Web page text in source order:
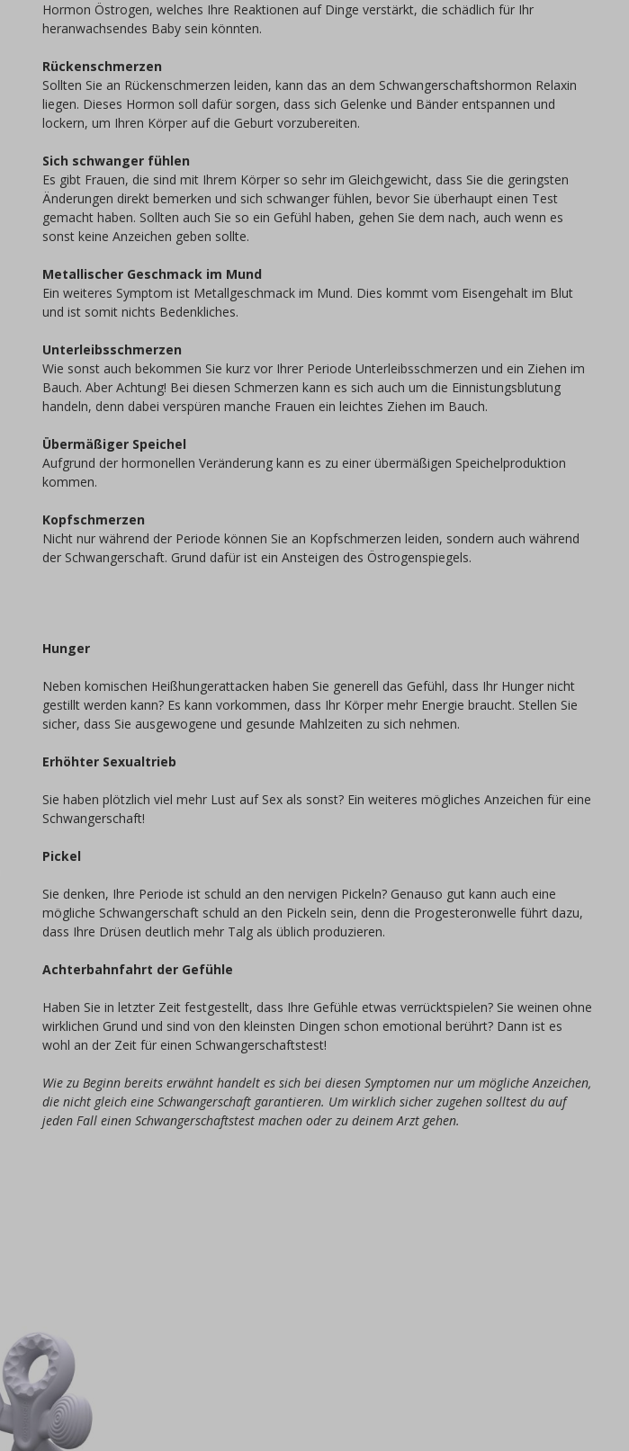
Hormon Östrogen, welches Ihre Reaktionen auf Dinge verstärkt, die schädlich für Ihr
heranwachsendes Baby sein könnten.
Rückenschmerzen
Sollten Sie an Rückenschmerzen leiden, kann das an dem Schwangerschaftshormon Relaxin
liegen. Dieses Hormon soll dafür sorgen, dass sich Gelenke und Bänder entspannen und
lockern, um Ihren Körper auf die Geburt vorzubereiten.
Sich schwanger fühlen
Es gibt Frauen, die sind mit Ihrem Körper so sehr im Gleichgewicht, dass Sie die geringsten
Änderungen direkt bemerken und sich schwanger fühlen, bevor Sie überhaupt einen Test
gemacht haben. Sollten auch Sie so ein Gefühl haben, gehen Sie dem nach, auch wenn es
sonst keine Anzeichen geben sollte.
Metallischer Geschmack im Mund
Ein weiteres Symptom ist Metallgeschmack im Mund. Dies kommt vom Eisengehalt im Blut
und ist somit nichts Bedenkliches.
Unterleibsschmerzen
Wie sonst auch bekommen Sie kurz vor Ihrer Periode Unterleibsschmerzen und ein Ziehen im
Bauch. Aber Achtung! Bei diesen Schmerzen kann es sich auch um die Einnistungsblutung
handeln, denn dabei verspüren manche Frauen ein leichtes Ziehen im Bauch.
Übermäßiger Speichel
Aufgrund der hormonellen Veränderung kann es zu einer übermäßigen Speichelproduktion
kommen.
Kopfschmerzen
Nicht nur während der Periode können Sie an Kopfschmerzen leiden, sondern auch während
der Schwangerschaft. Grund dafür ist ein Ansteigen des Östrogenspiegels.
Hunger
Neben komischen Heißhungerattacken haben Sie generell das Gefühl, dass Ihr Hunger nicht
gestillt werden kann? Es kann vorkommen, dass Ihr Körper mehr Energie braucht. Stellen Sie
sicher, dass Sie ausgewogene und gesunde Mahlzeiten zu sich nehmen.
Erhöhter Sexualtrieb
Sie haben plötzlich viel mehr Lust auf Sex als sonst? Ein weiteres mögliches Anzeichen für eine
Schwangerschaft!
Pickel
Sie denken, Ihre Periode ist schuld an den nervigen Pickeln? Genauso gut kann auch eine
mögliche Schwangerschaft schuld an den Pickeln sein, denn die Progesteronwelle führt dazu,
dass Ihre Drüsen deutlich mehr Talg als üblich produzieren.
Achterbahnfahrt der Gefühle
Haben Sie in letzter Zeit festgestellt, dass Ihre Gefühle etwas verrücktspielen? Sie weinen ohne
wirklichen Grund und sind von den kleinsten Dingen schon emotional berührt? Dann ist es
wohl an der Zeit für einen Schwangerschaftstest!
Wie zu Beginn bereits erwähnt handelt es sich bei diesen Symptomen nur um mögliche Anzeichen,
die nicht gleich eine Schwangerschaft garantieren. Um wirklich sicher zugehen solltest du auf
jeden Fall einen Schwangerschaftstest machen oder zu deinem Arzt gehen.